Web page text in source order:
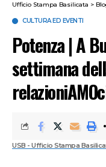
Ufficio Stampa Basilicata >
CULTURA ED EVENTI
Potenza | A
settimana
USB - Ufficio Stampa